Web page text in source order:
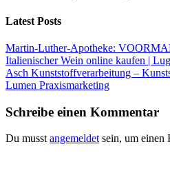
Latest Posts
Martin-Luther-Apotheke:
Italienischer Wein online kaufen |
Asch Kunststoffverarbeitung –
Lumen Praxismarketing
Schreibe einen Kommentar
Du musst angemeldet sein, um einen